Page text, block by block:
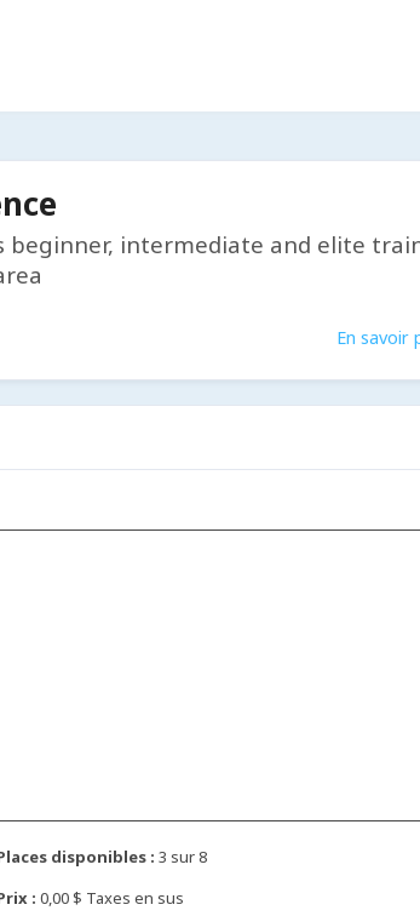
beginner, intermediate and elite
En savoir
disponibles : 3 sur 8
: 0,00 $ Taxes en sus